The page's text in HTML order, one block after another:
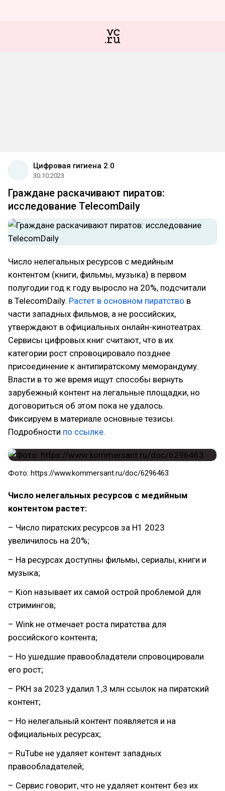
Цифровая гигиена 2.0
30.10.2023
Граждане раскачивают пиратов:
исследование TelecomDaily
Число нелегальных ресурсов с медийным
контентом (книги, фильмы, музыка) в первом
полугодии год к году выросло на 20%, подсчитали
в TelecomDaily. Растет в основном пиратство в
части западных фильмов, а не российских,
утверждают в официальных онлайн-кинотеатрах.
Сервисы цифровых книг считают, что в их
категории рост спровоцировало позднее
присоединение к антипиратскому меморандуму.
Власти в то же время ищут способы вернуть
зарубежный контент на легальные площадки, но
договориться об этом пока не удалось.
Фиксируем в материале основные тезисы.
Подробности по ссылке.
Фото: https://www.kommersant.ru/doc/6296463
Число нелегальных ресурсов с медийным
контентом растет:
– Число пиратских ресурсов за H1 2023
увеличилось на 20%;
– На ресурсах доступны фильмы, сериалы, книги и
музыка;
– Kion называет их самой острой проблемой для
стримингов;
– Wink не отмечает роста пиратства для
российского контента;
– Но ушедшие правообладатели спровоцировали
его рост;
– РКН за 2023 удалил 1,3 млн ссылок на пиратский
контент;
– Но нелегальный контент появляется и на
официальных ресурсах;
– RuTube не удаляет контент западных
правообладателей;
– Сервис говорит, что не удаляет контент без их